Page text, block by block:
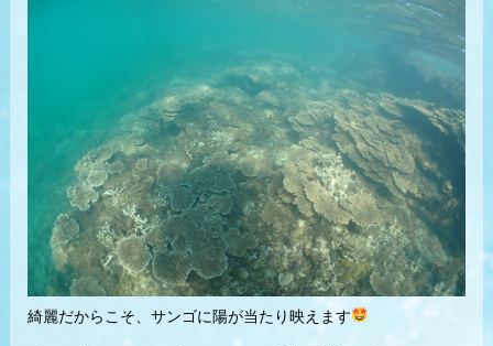
綺麗だからこそ、サンゴに陽が当たり映えます